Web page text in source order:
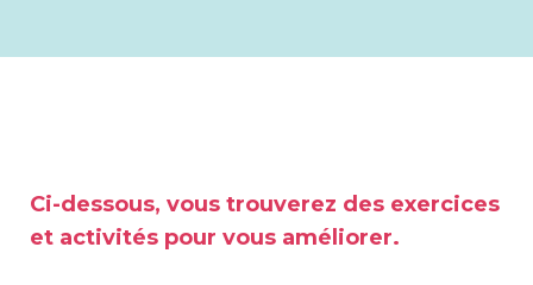
Ci-dessous, vous trouverez des exercices
et activités pour vous améliorer.